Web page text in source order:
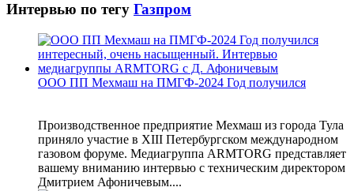
Интервью по тегу Газпром
ООО ПП Мехмаш на ПМГФ-2024 Год получился
Производственное предприятие Мехмаш из города Тула
приняло участие в XIII Петербургском международном
газовом форуме. Медиагруппа ARMTORG представляет
вашему вниманию интервью с техническим директором
Дмитрием Афоничевым....